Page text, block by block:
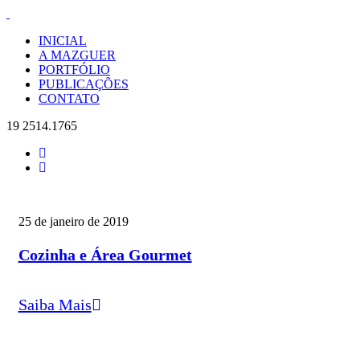
INICIAL
A MAZGUER
PORTFÓLIO
PUBLICAÇÕES
CONTATO
19 2514.1765
25 de janeiro de 2019
Cozinha e Área Gourmet
Saiba Mais